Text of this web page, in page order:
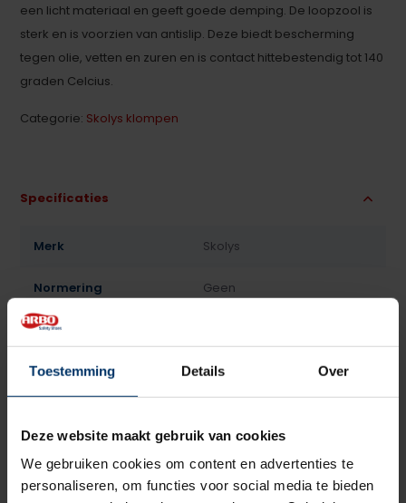
Toestemming Details Over
Deze website maakt gebruik van cookies
We gebruiken cookies om content en advertenties te
personaliseren, om functies voor social media te bieden
een licht materiaal en geeft goede demping. De loopzool is
sterk en is voorzien van antislip. Deze biedt bescherming
tegen olie, vetten en zuren en is contact hittebestendig tot 140
graden Celcius.
Categorie: Skolys klompen
Specificaties
Merk Skolys
Normering Geen
Leest
Model Klomp
Voering Leder, Textiel